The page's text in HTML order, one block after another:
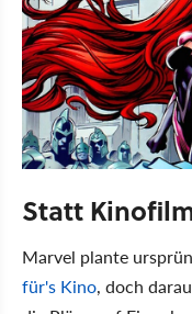
Statt
Marvel plante
für's Kino, doch